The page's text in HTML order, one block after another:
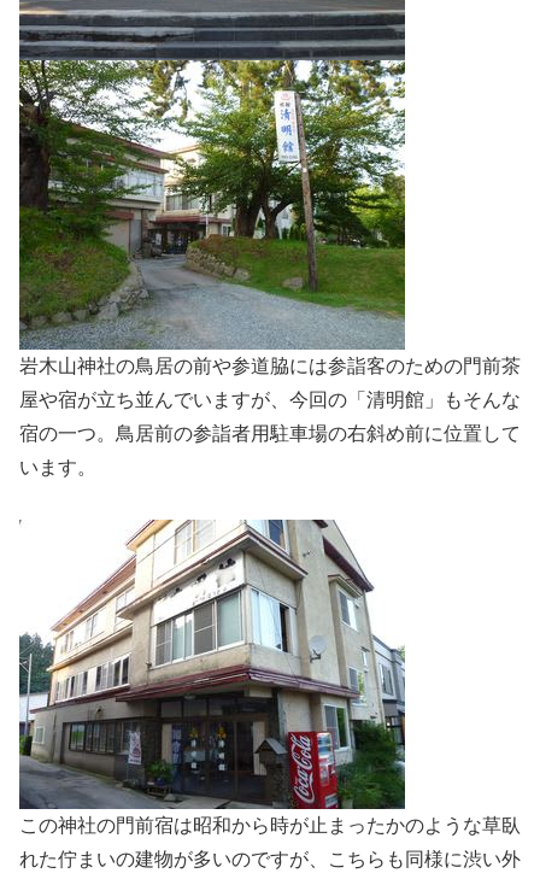
岩木山神社の鳥居の前や参道脇には参詣客のための門前茶
屋や宿が立ち並んでいますが、今回の「清明館」もそんな
宿の一つ。鳥居前の参詣者用駐車場の右斜め前に位置して
います。
この神社の門前宿は昭和から時が止まったかのような草臥
れた佇まいの建物が多いのですが、こちらも同様に渋い外